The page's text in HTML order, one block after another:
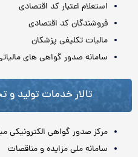
استعلام اعتبار کد اقتصادی
فروشندگان کد اقتصادی
مالیات تکلیفی پزشکان
سامانه صدور گواهی های
تالار خدمات تولید و
مرکز صدور گواهی الکترونیکی
سامانه ملی مزایده و مناقصات